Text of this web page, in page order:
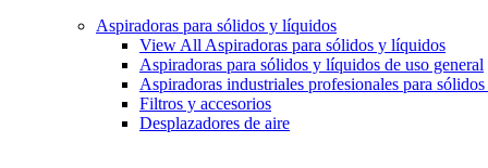
Aspiradoras para sólidos y líquidos
View All Aspiradoras para sólidos y líquidos
Aspiradoras para sólidos y líquidos de uso general
Aspiradoras industriales profesionales para
Filtros y accesorios
Desplazadores de aire